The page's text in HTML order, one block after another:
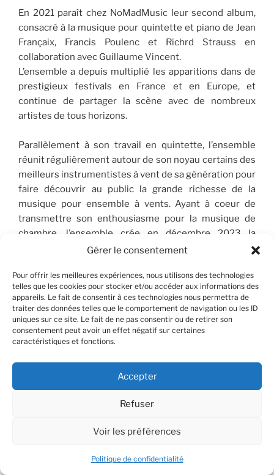
Gérer le consentement
Pour offrir les meilleures expériences, nous utilisons des technologies
telles que les cookies pour stocker et/ou accéder aux informations des
appareils. Le fait de consentir à ces technologies nous permettra de
traiter des données telles que le comportement de navigation ou les ID
uniques sur ce site. Le fait de ne pas consentir ou de retirer son
consentement peut avoir un effet négatif sur certaines
caractéristiques et fonctions.
Accepter
Refuser
Voir les préférences
Politique de confidentialité
En 2021 paraît chez NoMadMusic leur second album,
consacré à la musique pour quintette et piano de Jean
Françaix, Francis Poulenc et Richrd Strauss en
collaboration avec Guillaume Vincent.
L’ensemble a depuis multiplié les apparitions dans de
prestigieux festivals en France et en Europe, et
continue de partager la scène avec de nombreux
artistes de tous horizons.
Parallèlement à son travail en quintette, l’ensemble
réunit régulièrement autour de son noyau certains des
meilleurs instrumentistes à vent de sa génération pour
faire découvrir au public la grande richesse de la
musique pour ensemble à vents. Ayant à coeur de
transmettre son enthousiasme pour la musique de
chambre, l’ensemble crée en décembre 2023 la
première édition de son Académie de quintettes à
Fondation Singer-Polignac.
Discographie